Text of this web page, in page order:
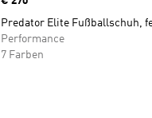
Predator Elite Fußballschuh,
Performance
7 Farben